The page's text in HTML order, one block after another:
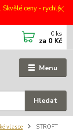
Skvělé ceny - rychlé
Menu
Hledat
0 ks
za 0 Kč
vlasce
STROFT